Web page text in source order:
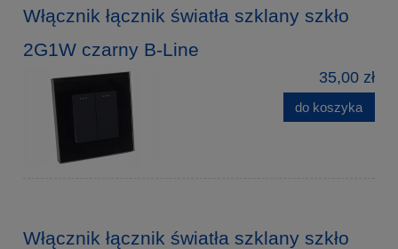
Włącznik łącznik światła szklany szkło
2G1W czarny B-Line
35,00 zł
do koszyka
Włącznik łącznik światła szklany szkło